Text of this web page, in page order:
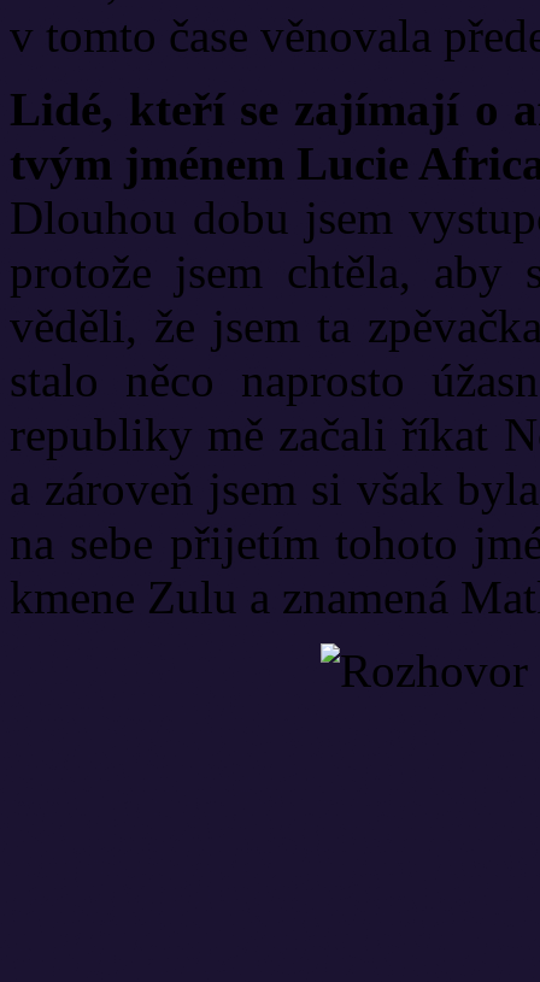
v tomto čase věnovala
Lidé, kteří se zajímají o
tvým jménem Lucie
Dlouhou dobu jsem
protože jsem chtěla, aby
věděli, že jsem ta
stalo něco naprosto
republiky mě začali říkat
a zároveň jsem si však
na sebe přijetím tohoto
kmene Zulu a znamená